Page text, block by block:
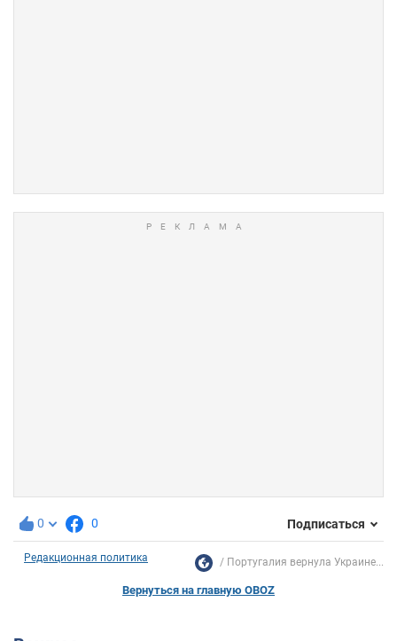
0 0 Подписаться
Редакционная политика Португалия вернула Украине...
Вернуться на главную OBOZ